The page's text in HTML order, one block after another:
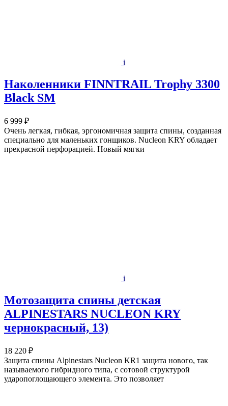
i
Наколенники FINNTRAIL Trophy 3300
Black SM
6 999 ₽
Очень легкая, гибкая, эргономичная защита спины, созданная
специально для маленьких гонщиков. Nucleon KRY обладает
прекрасной перфорацией. Новый мягки
i
Мотозащита спины детская
ALPINESTARS NUCLEON KRY
чернокрасный, 13)
18 220 ₽
Защита спины Alpinestars Nucleon KR1 защита нового, так
называемого гибридного типа, с сотовой структурой
ударопоглощающего элемента. Это позволяет